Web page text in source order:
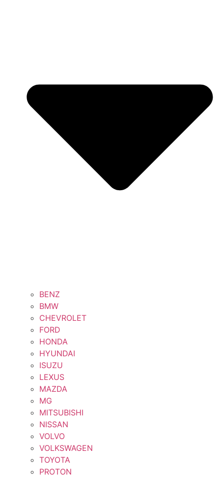
BENZ
BMW
CHEVROLET
FORD
HONDA
HYUNDAI
ISUZU
LEXUS
MAZDA
MG
MITSUBISHI
NISSAN
VOLVO
VOLKSWAGEN
TOYOTA
PROTON